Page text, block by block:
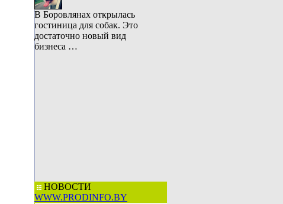
В Боровлянах открылась
гостиница для собак. Это
достаточно новый вид
бизнеса …
НОВОСТИ
WWW.PRODINFO.BY